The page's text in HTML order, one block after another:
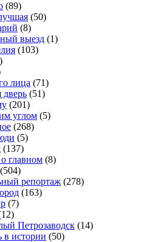
(89)
(50)
(8)
выезд (1)
(103)
лица (71)
дверь (51)
(201)
углом (5)
(268)
(5)
(137)
главном (8)
(504)
репортаж (278)
(163)
(7)
Петрозаводск (14)
в истории (50)